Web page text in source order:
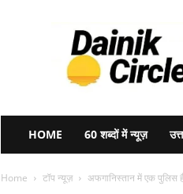
HOME 60 शब्दों में न्यूज़
Home टॉप न्यूज़ अफगानिस्तान में एक पुलिस